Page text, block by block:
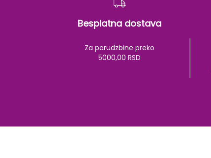
Besplatna dostava
Za porudzbine preko
5000,00 RSD